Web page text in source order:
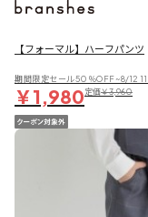
【フォーマル】ハーフパンツ
期間限定セール50％OFF~8/12
￥1,980定価￥3,960